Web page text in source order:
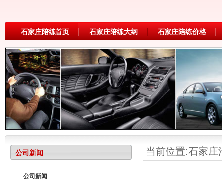
石家庄陪练首页 石家庄陪练大纲 石家庄陪练价格
公司新闻
公司新闻
当前位置:石家庄